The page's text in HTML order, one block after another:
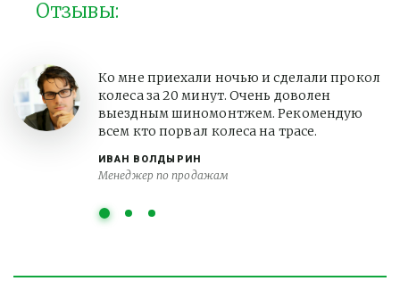
Отзывы:
ИВАН ВОЛДЫРИН
Менеджер по продажам
Ко мне приехали ночью и сделали прокол
колеса за 20 минут. Очень доволен
выездным шиномонтжем. Рекомендую
всем кто порвал колеса на трасе.